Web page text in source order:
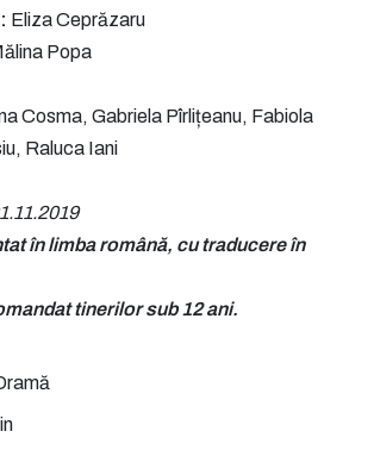
Eliza Ceprăzaru
Popa
Cosma, Gabriela Pîrlițeanu, Fabiola
Raluca Iani
în limba română, cu traducere în
tinerilor sub 12 ani.